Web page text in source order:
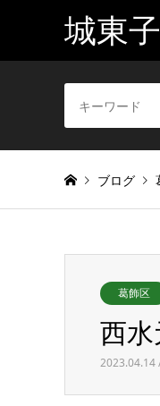
城東
ブログ
葛飾区
西水
2023.04.14